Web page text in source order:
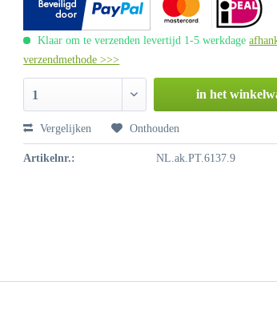
Klaar om te verzenden levertijd 1-5 werkdage
verzendmethode >>>
1 in het
Vergelijken Onthouden
Artikelnr.: NL.ak.PT.6137.9